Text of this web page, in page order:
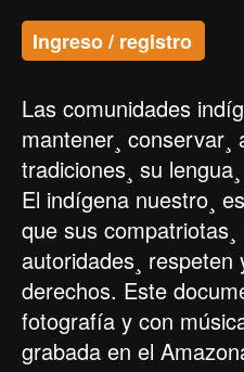
Ingreso / registro
Las comunidades
mantener¸ conservar¸
tradiciones¸ su
El indígena nuestro¸
que sus
autoridades¸
derechos. Este
fotografía y con
grabada en el